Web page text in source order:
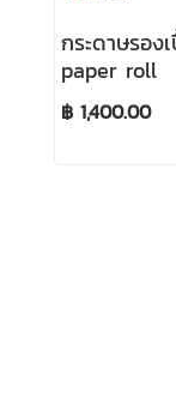
กระดาษรอ
paper roll
฿ 1,400.00